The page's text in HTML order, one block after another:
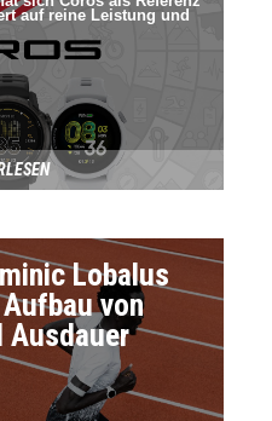
auf reine Leistung und
Lobalus
von
Ausdauer